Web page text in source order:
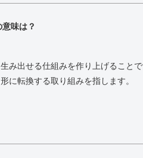
味は？
み出せる仕組みを作り上げること
に転換する取り組みを指します。